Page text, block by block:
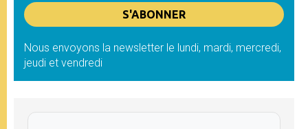
Nous envoyons la newsletter le lundi, mardi, mercredi,
jeudi et vendredi